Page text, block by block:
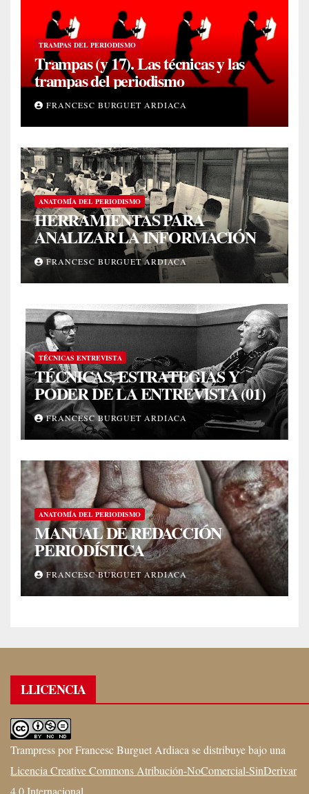
TRAMPAS DEL PERIODISMO
Trampas (y 17). Las técnicas y las
trampas del periodismo
FRANCESC BURGUET ARDIACA
ANATOMÍA DEL PERIODISMO
HERRAMIENTAS PARA
ANALIZAR LA INFORMACIÓN
FRANCESC BURGUET ARDIACA
TÉCNICAS ENTREVISTA
TÉCNICAS, ESTRATEGIAS Y
PODER DE LA ENTREVISTA (01)
FRANCESC BURGUET ARDIACA
ANATOMÍA DEL PERIODISMO
MANUAL DE REDACCIÓN
PERIODÍSTICA
FRANCESC BURGUET ARDIACA
LLICENCIA
TrampressporFrancesc Burguet Ardiaca se distribuye bajo una
Licencia Creative Commons Atribución-NoComercial-SinDerivar
4.0 Internacional